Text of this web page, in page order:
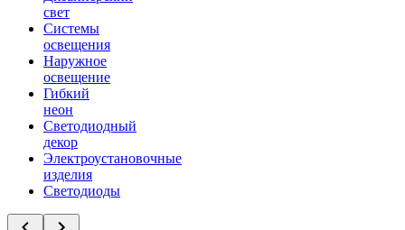
свет
Системы
освещения
Наружное
освещение
Гибкий
неон
Светодиодный
декор
Электроустановочные
изделия
Светодиоды